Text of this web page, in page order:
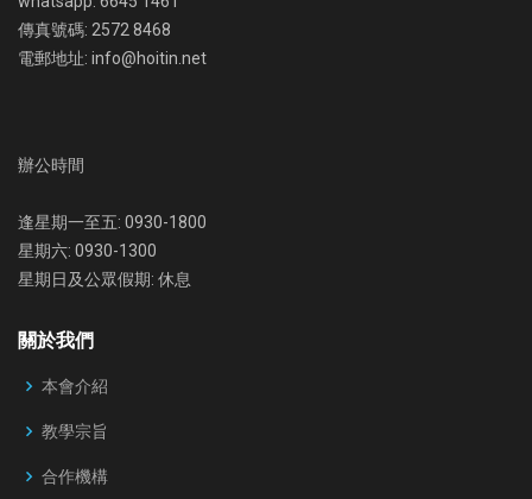
傳真號碼: 2572 8468
電郵地址: info@hoitin.net
辦公時間
逢星期一至五: 0930-1800
星期六: 0930-1300
星期日及公眾假期: 休息
關於我們
本會介紹
教學宗旨
合作機構